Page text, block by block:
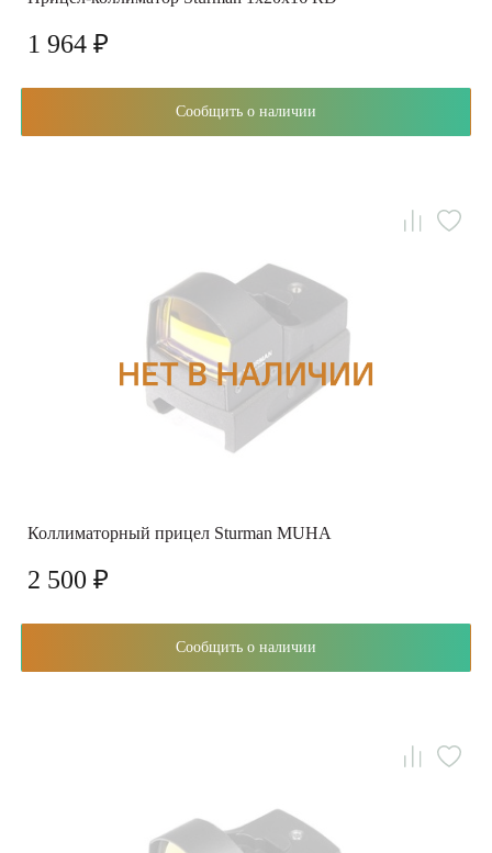
1 964 ₽
Сообщить о наличии
Коллиматорный прицел Sturman MUHA
2 500 ₽
Сообщить о наличии